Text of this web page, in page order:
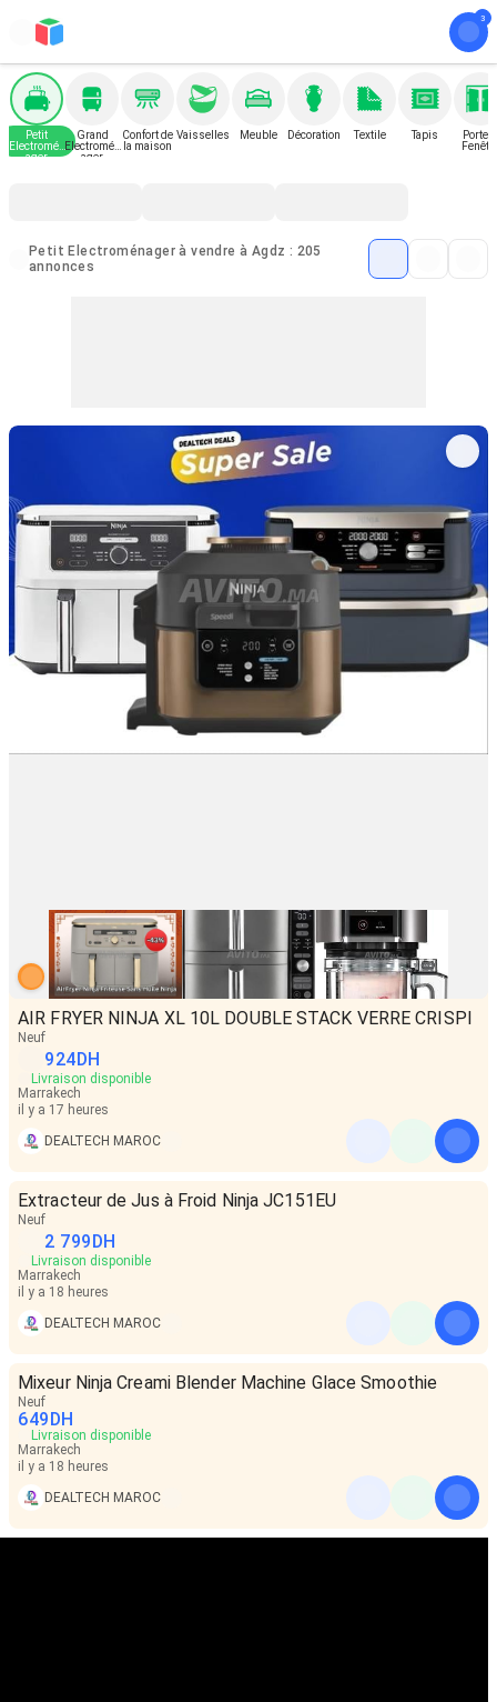
Petit
Electromén
ager
Grand
Electromén
ager
Confort de
la maison
Vaisselles Meuble Décoration Textile Tapis
Porte
Petit Electroménager à vendre à Agdz : 205
annonces
AIR FRYER NINJA XL 10L DOUBLE STACK VERRE CRISPI
Neuf
924DH
Livraison disponible
Marrakech
il y a 17 heures
DEALTECH MAROC
Extracteur de Jus à Froid Ninja JC151EU
Neuf
2 799DH
Livraison disponible
Marrakech
il y a 18 heures
DEALTECH MAROC
Mixeur Ninja Creami Blender Machine Glace Smoothie
Neuf
649DH
Livraison disponible
Marrakech
il y a 18 heures
DEALTECH MAROC